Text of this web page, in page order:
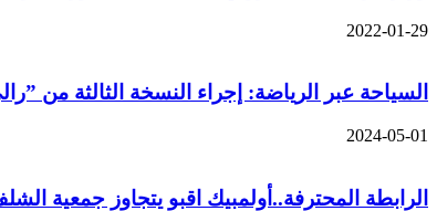
2022-01-29
السياحة عبر الرياضة: إجراء النسخة الثالثة من
2024-05-01
الرابطة المحترفة..أولمبيك اقبو يتجاوز جمعية